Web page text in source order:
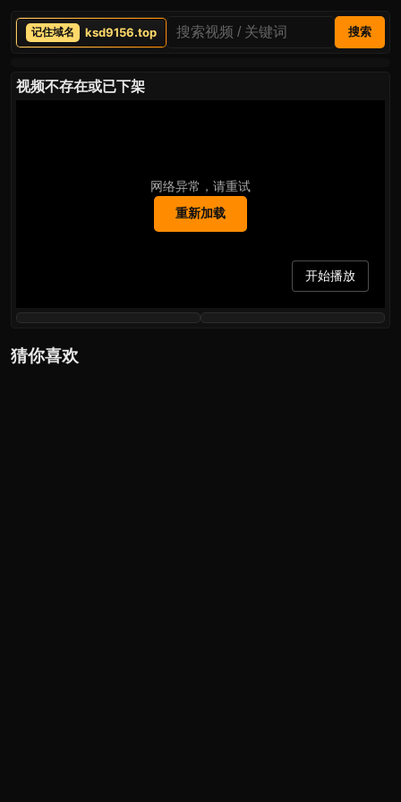
ksd9156.top 搜索
视频不存在或已下架
网络异常，请重试
重新加载
开始播放
猜你喜欢